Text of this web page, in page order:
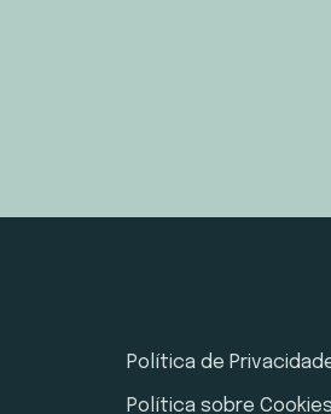
Política de
Política sobre Cookies